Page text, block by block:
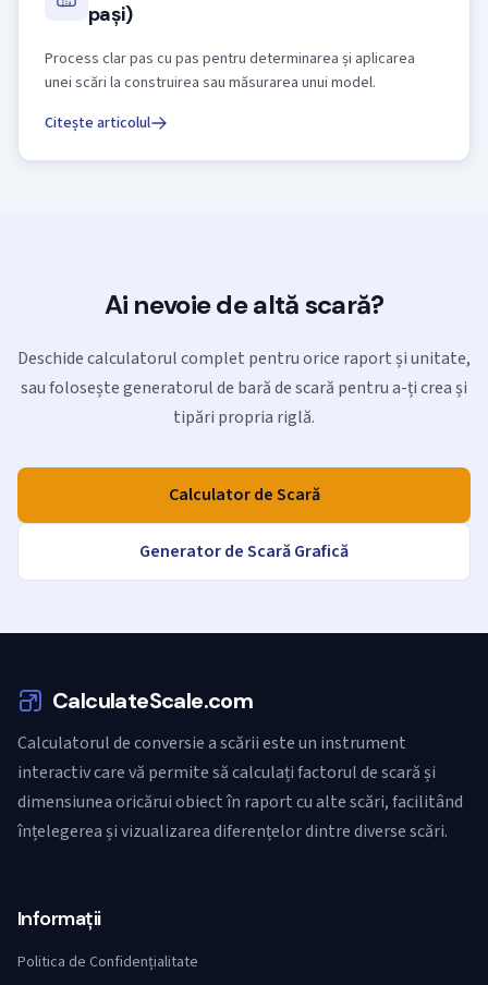
pași)
Process clar pas cu pas pentru determinarea și aplicarea
unei scări la construirea sau măsurarea unui model.
Citește articolul
Ai nevoie de altă scară?
Deschide calculatorul complet pentru orice raport și unitate,
sau folosește generatorul de bară de scară pentru a-ți crea și
tipări propria riglă.
Calculator de Scară
Generator de Scară Grafică
CalculateScale.com
Calculatorul de conversie a scării este un instrument
interactiv care vă permite să calculați factorul de scară și
dimensiunea oricărui obiect în raport cu alte scări, facilitând
înțelegerea și vizualizarea diferențelor dintre diverse scări.
Informații
Politica de Confidențialitate